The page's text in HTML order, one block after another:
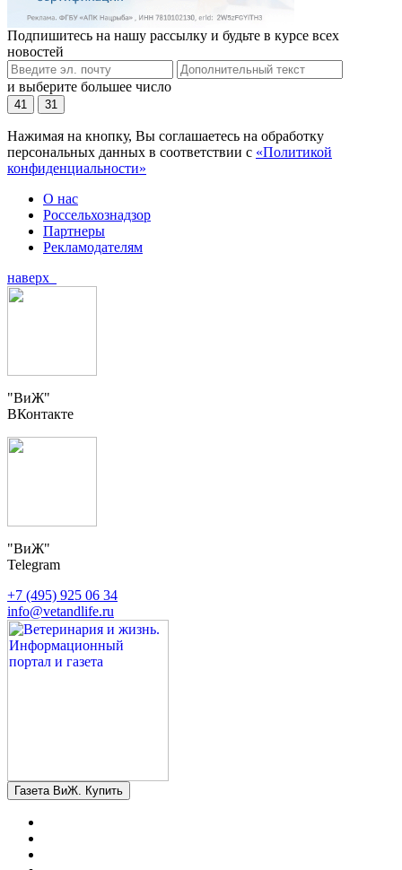
Подпишитесь на нашу рассылку и будьте в курсе всех
новостей
и выберите большее число
41 31
Нажимая на кнопку, Вы соглашаетесь на обработку
персональных данных в соответствии с «Политикой
конфиденциальности»
О нас
Россельхознадзор
Партнеры
Рекламодателям
наверх
"ВиЖ"
ВКонтакте
"ВиЖ"
Telegram
+7 (495) 925 06 34
info@vetandlife.ru
Газета ВиЖ. Купить